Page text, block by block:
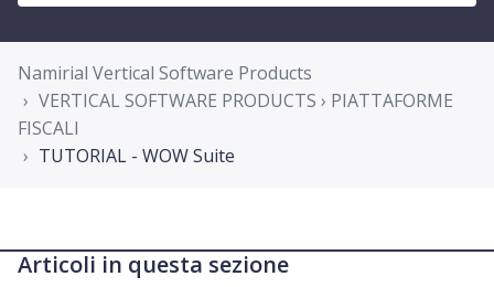
Namirial Vertical Software Products
VERTICAL SOFTWARE PRODUCTS › PIATTAFORME
FISCALI
TUTORIAL - WOW Suite
Articoli in questa sezione